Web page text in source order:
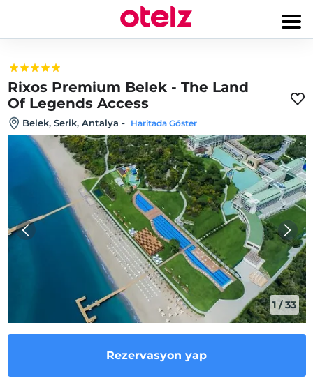
Rixos Premium Belek - The Land
Of Legends Access
Belek, Serik, Antalya - Haritada Göster
1/33
Rezervasyon yap